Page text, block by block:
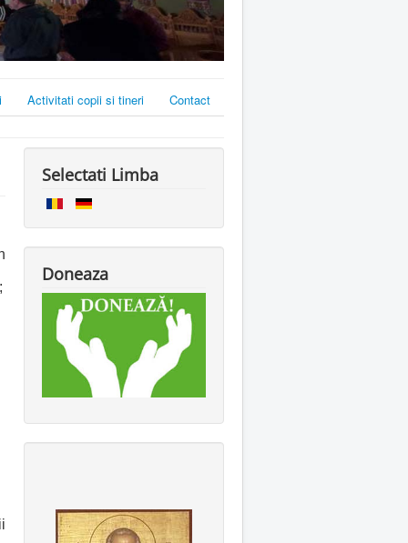
Activitati copii si tineri Contact
Selectati Limba
Doneaza